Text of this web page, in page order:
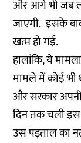
और आगे भी जब
जाएगी. इसके
खत्म हो गई.
हालांकि, ये
मामले में कोई भी
और सरकार
दिन तक चली
उस पड़ताल का